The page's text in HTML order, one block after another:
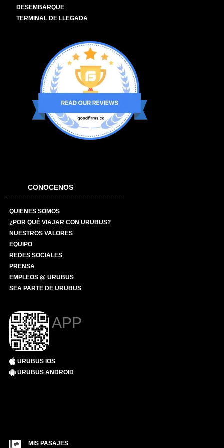
DESEMBARQUE
TERMINAL DE LLEGADA
CONOCENOS
QUIENES SOMOS
¿POR QUÉ VIAJAR CON URUBUS?
NUESTROS VALORES
EQUIPO
REDES SOCIALES
PRENSA
EMPLEOS @ URUBUS
SEA PARTE DE URUBUS
APP
URUBUS IOS
URUBUS ANDROID
MIS PASAJES